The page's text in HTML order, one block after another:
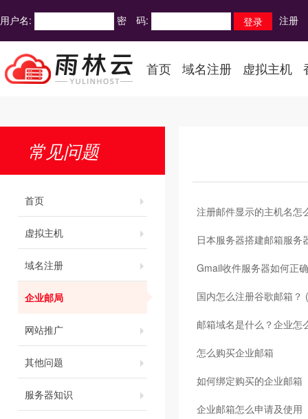
用户名: 密 码: 注册
首页 域名注册 虚拟主机
常见问题
首页
虚拟主机
域名注册
企业邮局
网站推广
其他问题
服务器知识
注册邮件显示的主机名怎
日本服务器搭建邮箱服务
Gmail收件服务器如何正
国内怎么注册谷歌邮箱
邮箱域名是什么？企业怎
怎么购买企业邮箱
如何绑定购买的企业邮箱
企业邮箱怎么申请及使用